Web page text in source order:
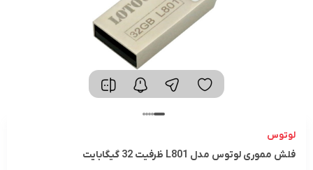
لوتوس
فلش مموری لوتوس مدل L801 ظرفیت 32 گیگابایت